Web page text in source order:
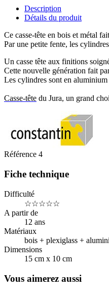
Description
Détails du produit
Ce casse-tête en bois et métal
Par une petite fente, les
Un casse tête aux finitions
Cette nouvelle génération fait
Les cylindres sont en aluminium
Casse-tête du Jura, un grand
Référence 4
Fiche technique
Difficulté
☆☆☆☆☆
A partir de
12 ans
Matériaux
bois + plexiglass +
Dimensions
15 cm x 10 cm
Vous aimerez aussi